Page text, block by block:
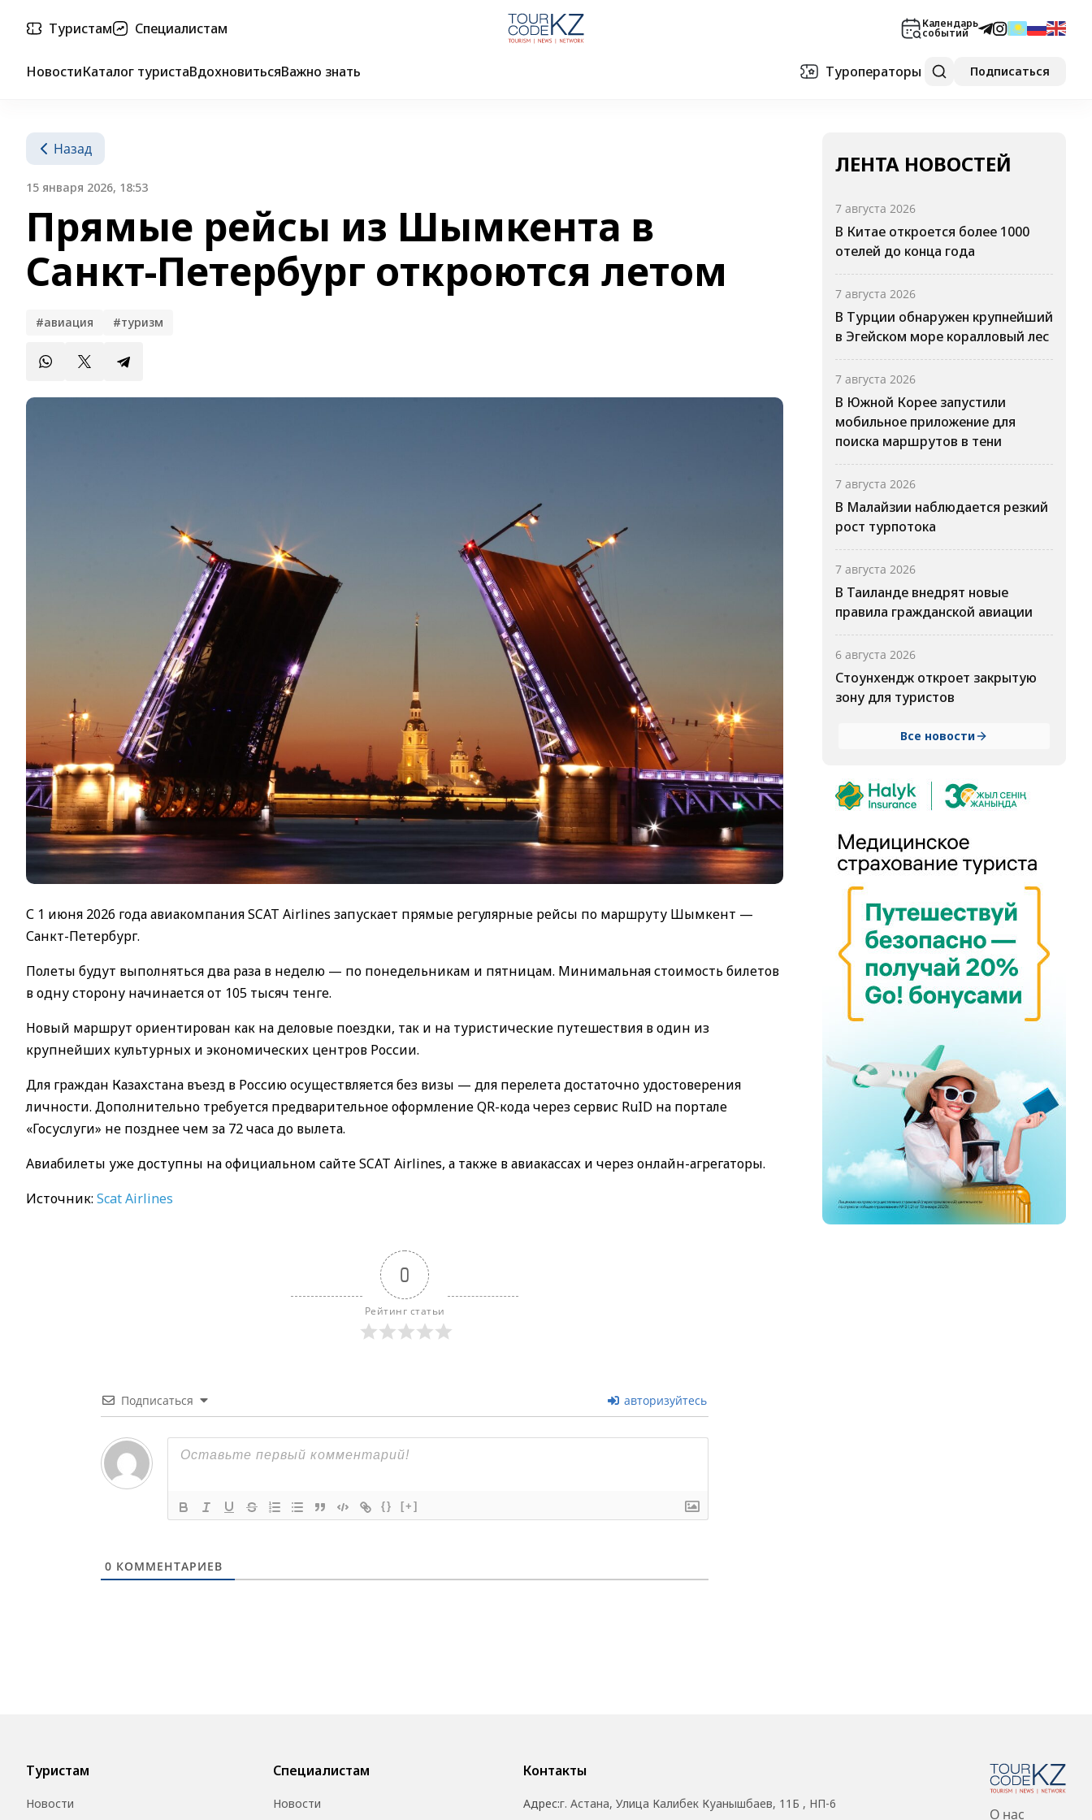
Туристам Специалистам Календарь
событий
НовостиКаталог туристаВдохновитьсяВажно знать Туроператоры Подписаться
Назад
15 января 2026, 18:53
Прямые рейсы из Шымкента в
Санкт-Петербург откроются летом
#авиация #туризм
С 1 июня 2026 года авиакомпания SCAT Airlines запускает прямые регулярные рейсы по маршруту Шымкент —
Санкт-Петербург.
Полеты будут выполняться два раза в неделю — по понедельникам и пятницам. Минимальная стоимость билетов
в одну сторону начинается от 105 тысяч тенге.
Новый маршрут ориентирован как на деловые поездки, так и на туристические путешествия в один из
крупнейших культурных и экономических центров России.
Для граждан Казахстана въезд в Россию осуществляется без визы — для перелета достаточно удостоверения
личности. Дополнительно требуется предварительное оформление QR-кода через сервис RuID на портале
«Госуслуги» не позднее чем за 72 часа до вылета.
Авиабилеты уже доступны на официальном сайте SCAT Airlines, а также в авиакассах и через онлайн-агрегаторы.
Источник: Scat Airlines
0
Рейтинг статьи
Подписаться авторизуйтесь
{} [+]
0 КОММЕНТАРИЕВ
ЛЕНТА НОВОСТЕЙ
7 августа 2026
В Китае откроется более 1000
отелей до конца года
7 августа 2026
В Турции обнаружен крупнейший
в Эгейском море коралловый лес
7 августа 2026
В Южной Корее запустили
мобильное приложение для
поиска маршрутов в тени
7 августа 2026
В Малайзии наблюдается резкий
рост турпотока
7 августа 2026
В Таиланде внедрят новые
правила гражданской авиации
6 августа 2026
Стоунхендж откроет закрытую
зону для туристов
Все новости
Туристам
Новости
Специалистам
Новости
Контакты
Адрес:г. Астана, Улица Калибек Куанышбаев, 11Б , НП-6
О нас